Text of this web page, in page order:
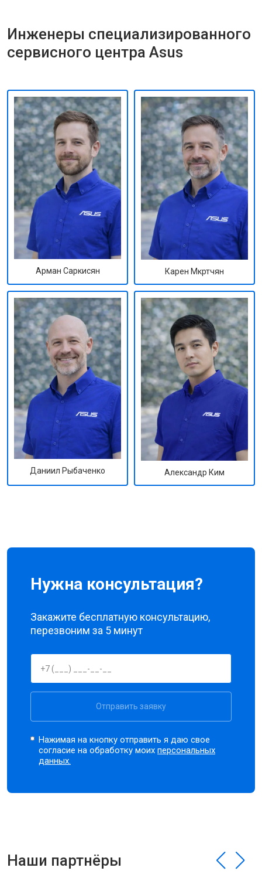
Инженеры специализированного
сервисного центра Asus
Арман Саркисян Карен Мкртчян
Даниил Рыбаченко Александр Ким
Нужна консультация?
Закажите бесплатную консультацию,
перезвоним за 5 минут
Отправить заявку
Нажимая на кнопку отправить я даю свое
согласие на обработку моихперсональных
данных.
Наши партнёры